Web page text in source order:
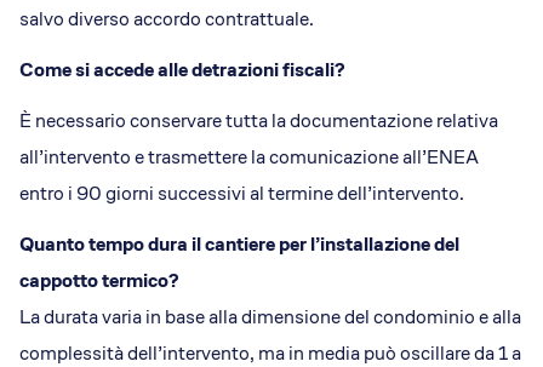
salvo diverso accordo contrattuale.
Come si accede alle detrazioni fiscali?
È necessario conservare tutta la documentazione relativa
all’intervento e trasmettere la comunicazione all’ENEA
entro i 90 giorni successivi al termine dell’intervento.
Quanto tempo dura il cantiere per l’installazione del
cappotto termico?
La durata varia in base alla dimensione del condominio e alla
complessità dell’intervento, ma in media può oscillare da 1 a